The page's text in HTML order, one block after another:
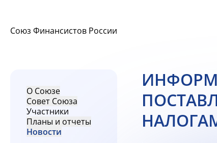
Союз Финансистов России
О Союзе
Совет Союза
Участники
Планы и отчеты
Новости